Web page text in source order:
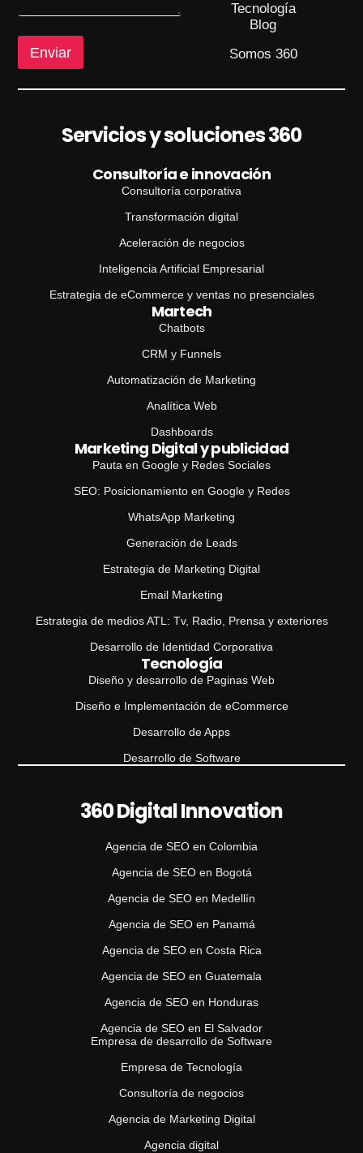
Tecnología
Blog
Somos 360
e
Enviar
Servicios y soluciones 360
Consultoría e innovación
Consultoría corporativa
Transformación digital
Aceleración de negocios
Inteligencia Artificial Empresarial
Estrategia de eCommerce y ventas no presenciales
Martech
Chatbots
CRM y Funnels
Automatización de Marketing
Analítica Web
Dashboards
Marketing Digital y publicidad
Pauta en Google y Redes Sociales
SEO: Posicionamiento en Google y Redes
WhatsApp Marketing
Generación de Leads
Estrategia de Marketing Digital
Email Marketing
Estrategia de medios ATL: Tv, Radio, Prensa y exteriores
Desarrollo de Identidad Corporativa
Tecnología
Diseño y desarrollo de Paginas Web
Diseño e Implementación de eCommerce
Desarrollo de Apps
Desarrollo de Software
360 Digital Innovation
Agencia de SEO en Colombia
Agencia de SEO en Bogotá
Agencia de SEO en Medellín
Agencia de SEO en Panamá
Agencia de SEO en Costa Rica
Agencia de SEO en Guatemala
Agencia de SEO en Honduras
Agencia de SEO en El Salvador
Empresa de desarrollo de Software
Empresa de Tecnología
Consultoría de negocios
Agencia de Marketing Digital
Agencia digital